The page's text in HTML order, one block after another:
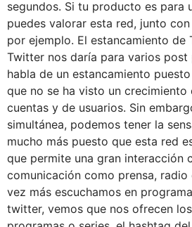
segundos. Si tu producto es para
puedes valorar esta red, junto
por ejemplo. El estancamiento de
Twitter nos daría para varios post
habla de un estancamiento
que no se ha visto un crecimiento
cuentas y de usuarios. Sin
simultánea, podemos tener la
mucho más puesto que esta red
que permite una gran interacción
comunicación como prensa, radio
vez más escuchamos en
twitter, vemos que nos ofrecen